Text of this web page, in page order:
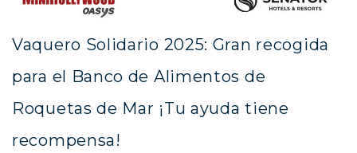
Vaquero Solidario 2025: Gran recogida
para el Banco de Alimentos de
Roquetas de Mar ¡Tu ayuda tiene
recompensa!